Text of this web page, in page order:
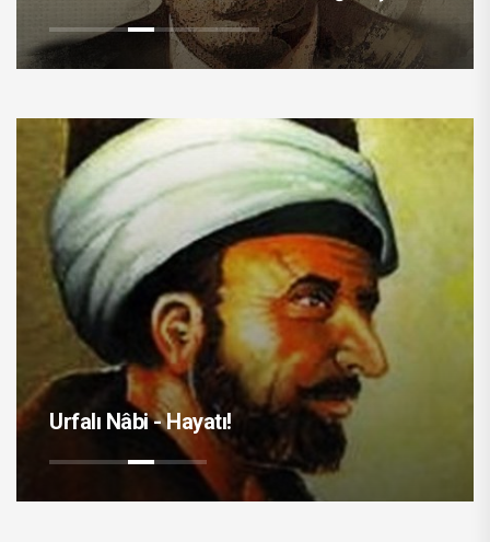
Urfalı Nâbi - Hayatı!